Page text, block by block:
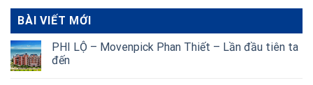
BÀI VIẾT MỚI
PHI LỘ – Movenpick Phan Thiết – Lần đầu tiên ta
đến